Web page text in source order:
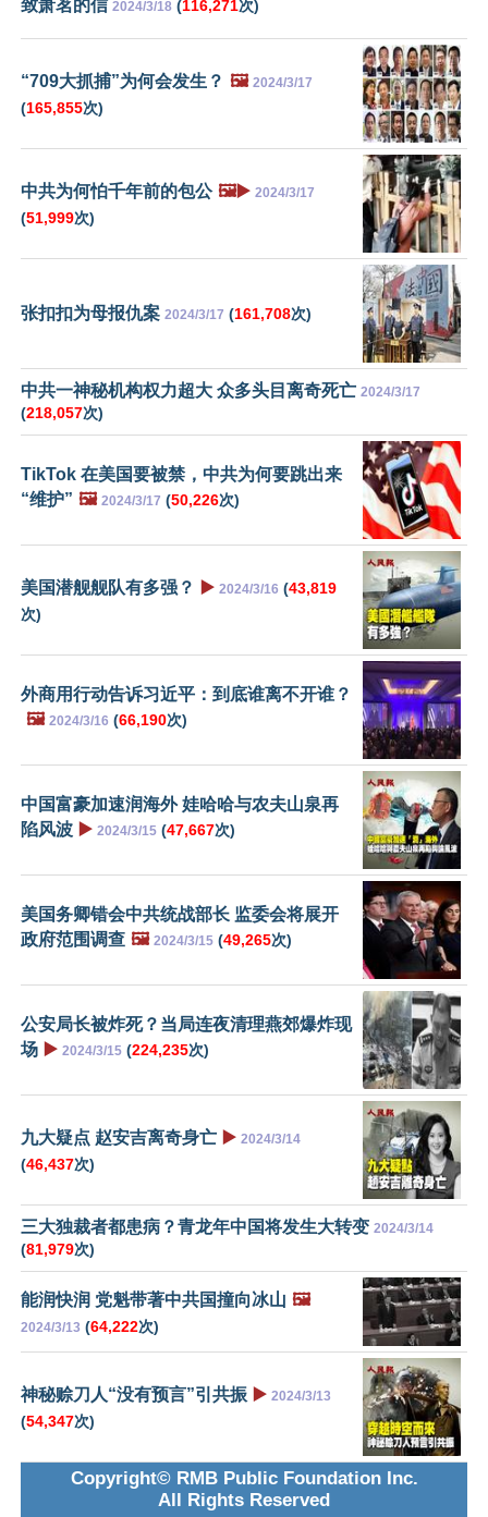
致萧茗的信 2024/3/18 (116,271次)
“709大抓捕”为何会发生？ 🖼️ 2024/3/17
(165,855次)
中共为何怕千年前的包公 🖼️▶️ 2024/3/17
(51,999次)
张扣扣为母报仇案 2024/3/17 (161,708次)
中共一神秘机构权力超大 众多头目离奇死亡 2024/3/17
(218,057次)
TikTok 在美国要被禁，中共为何要跳出来
“维护” 🖼️ 2024/3/17 (50,226次)
美国潜舰舰队有多强？ ▶️ 2024/3/16 (43,819
次)
外商用行动告诉习近平：到底谁离不开谁？
🖼️ 2024/3/16 (66,190次)
中国富豪加速润海外 娃哈哈与农夫山泉再
陷风波 ▶️ 2024/3/15 (47,667次)
美国务卿错会中共统战部长 监委会将展开
政府范围调查 🖼️ 2024/3/15 (49,265次)
公安局长被炸死？当局连夜清理燕郊爆炸现
场 ▶️ 2024/3/15 (224,235次)
九大疑点 赵安吉离奇身亡 ▶️ 2024/3/14
(46,437次)
三大独裁者都患病？青龙年中国将发生大转变 2024/3/14
(81,979次)
能润快润 党魁带著中共国撞向冰山 🖼️
2024/3/13 (64,222次)
神秘赊刀人“没有预言”引共振 ▶️ 2024/3/13
(54,347次)
Copyright© RMB Public Foundation Inc.
All Rights Reserved